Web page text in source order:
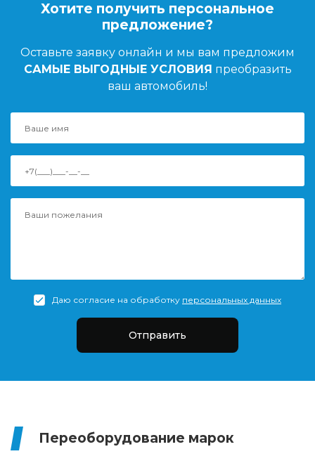
Хотите получить персональное
предложение?
Оставьте заявку онлайн и мы вам предложим
САМЫЕ ВЫГОДНЫЕ УСЛОВИЯ преобразить
ваш автомобиль!
Даю согласие на обработку персональных данных
Отправить
Переоборудование марок